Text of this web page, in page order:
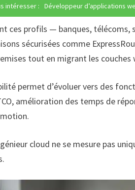
intéresser : Développeur d’applications
ces profils — banques, télécoms,
sécurisées comme
tout en migrant les
permet d’évoluer vers des
amélioration des temps de
cloud ne se mesure pas